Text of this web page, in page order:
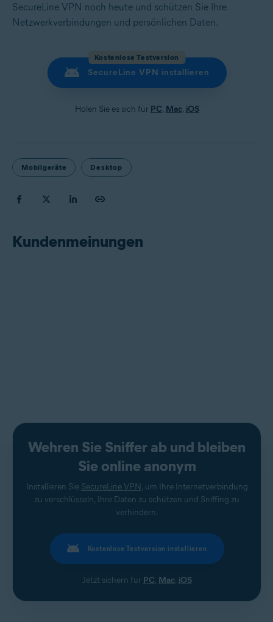
SecureLine VPN noch heute und schützen Sie Ihre
Netzwerkverbindungen und persönlichen Daten.
Kostenlose Testversion
SecureLine VPN installieren
Holen Sie es sich für PC, Mac, iOS
Mobilgeräte Desktop
Kundenmeinungen
Wehren Sie Sniffer ab und bleiben
Sie online anonym
Installieren Sie SecureLine VPN, um Ihre Internetverbindung
zu verschlüsseln, Ihre Daten zu schützen und Sniffing zu
verhindern.
Kostenlose Testversion installieren
Jetzt sichern für PC, Mac, iOS